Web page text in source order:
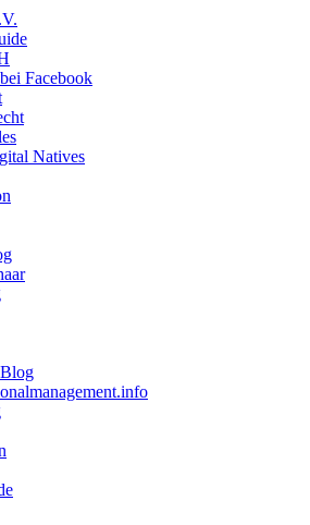
Facebook
Natives